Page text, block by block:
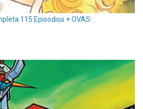
115 Episodios + OVAS